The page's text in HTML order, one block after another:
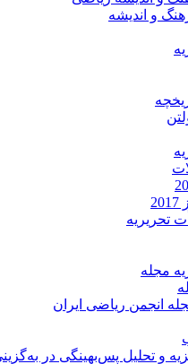
و اندیشه
تحریریه
مجله
انجمن ریاضی ایران
و تحلیل پس‌بهینگی در